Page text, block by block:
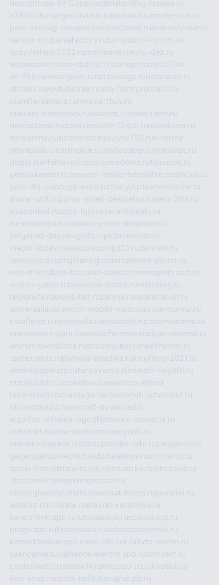
domizbrusa-9x12spb.rudemaholding.ruaalse.ru
a380club.ruargentinamia.ruperkoka.ru movie-one.ru
perk-oka.rug-octopus.rusibarchives.ruandreislyusar.ru
naruto-x.rupursefactory.rutor-lyubov-i-grom.ru
spayderhed-2022.ru movieone.ruevro-dez.ru
webamator.ru ma-absolut1.ruavtopomosch27.ru
nv-750.ru news-plain.ru nertansaga.rudelanalad.ru
dizfiles.ruyoutubefree.ruaria-family.ru roadli.ru
planeta-samara.ru mysmartbuy.ru
matrasy-kemerovo.ruashanet.rutrade-farm.ru
dotcustoms.rudomizbrusa9x12spb.ruautodamp.ru
narasimha.rudjcommodities.ru nv750.rux-ton.ru
newsplain.rucardvoice.ru modopaper.ru manunae.ru
gbget.rualfeihavsalnassr.ru madoma.rutajuncos.ru
petrovkasports.ruporno-online-besplatno.rusplclub.ru
york-life.rudoroga-expo.ru ribery.rucleanmedicine.ru
slovar-ivrit.ruporno-video-besplatno.ruseks-365.ru
ovucontrol.rusloty-igrovyye-avtomaty.ru
ru-industriya.ru russkoe-porno-besplatno.ru
belgorod-day.rudigilith.rupichkurovlab.ru
medic-today.rutaksu.rucomp123.rudon-ykt.ru
teensvoice.ru imgsharing.rudomashnee-porno.ru
eva-elfie.rufoto-tur.rubiz-doska.ru metropoltravel.ru
veslo-i-yakor.ruborodino-media.ru rostotsky.ru
regionufa.ruweiss-bet.ruzaryna.rucasinotablet.ru
universalia.ru remont-mebeli-moscow.rutermomur.ru
clubfisher.ru remstirufa.ruerdamchi.rudoramamama.ru
muraviovka-park.ruworldofwoman.ruclean-dreams.ru
arkrym.rukristinita.rudircomputer.ru healthenter.ru
textexperts.rupivnaya-kruzhka.rukinofilmy-2021.ru
demolalapaluza.rutanyavanya.ru remstir-tolyatti.ru
msdip.ru jdol.rusokolovr.ru newtech-spb.ru
rezemkleim.ru massage-tai.ruseonub.ruzvonitut.ru
biolisichka24.ru mncraft-download.ru
algoritm-sistema.rugodflesh.ru ru-industria.ru
zebra-tlt.ruokna-proficom.ruerynok.ru
onlinekinospace.rustartupstudio-fefu.ruzarges-ru.ru
gegenjustizunrecht.ruautobalashov.ruutrovortu.ru
spiski-firm.ruelara-m.rukinomusorka.ru mkcslava.ru
2bets.ruvintovoykompressor.ru
birminghamvsfulham.rusarmat-komp.rupioneeri.ru
amadis-chocolate.rushkurki-karakulya.ru
kanotiforet.spb.rututmassage.ruecolog.org.ru
praga.spb.rufalcorussia.ruautodoctorservis.ru
kamertondom.spb.ru net-life.net.ruavto-vozim.ru
sakhcamera.rualliance-electro.spb.rustroyavt.ru
controlweb1.rutdsak74.rukinzozo-ru.rukvotka.ru
iron-snab.rucosta-bella.rueugrus.pp.ru